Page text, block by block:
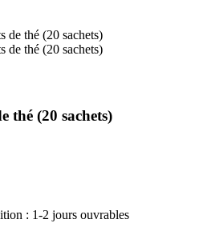
thé (20 sachets)
: 1-2 jours ouvrables